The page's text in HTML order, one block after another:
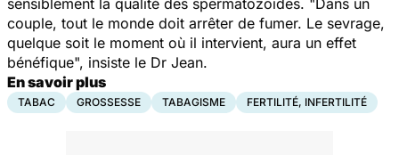
sensiblement la qualité des spermatozoïdes. "Dans un
couple, tout le monde doit arrêter de fumer. Le sevrage,
quelque soit le moment où il intervient, aura un effet
bénéfique", insiste le Dr Jean.
En savoir plus
TABAC GROSSESSE TABAGISME FERTILITÉ, INFERTILITÉ